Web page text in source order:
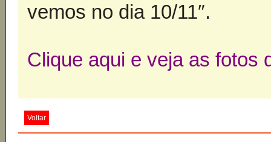
vemos no dia 10/11″.
Clique aqui e veja as fotos
Voltar